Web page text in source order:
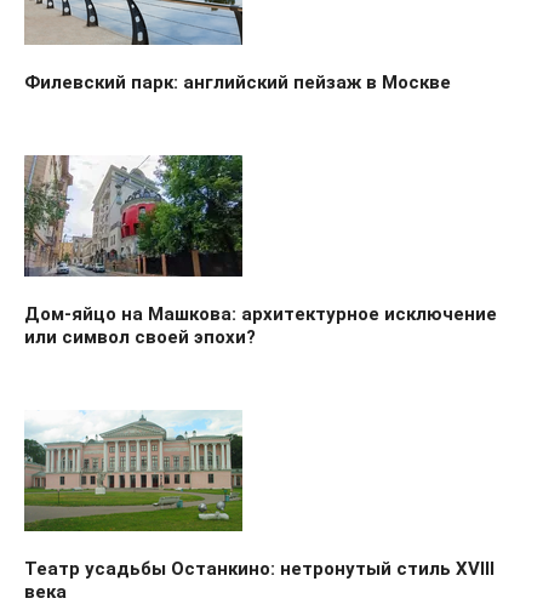
Филевский парк: английский пейзаж в Москве
Дом-яйцо на Машкова: архитектурное исключение
или символ своей эпохи?
Театр усадьбы Останкино: нетронутый стиль XVIII
века